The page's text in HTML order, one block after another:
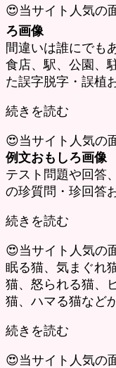
😍当サイト人気の
ろ画像
間違いは誰にでも
食店、駅、公園、
た誤字脱字・誤植
続きを読む
😍当サイト人気の
例文おもしろ画像
テスト問題や回答
の珍質問・珍回答
続きを読む
😍当サイト人気の
眠る猫、気まぐれ
猫、怒られる猫、
猫、ハマる猫など
続きを読む
😍当サイト人気の